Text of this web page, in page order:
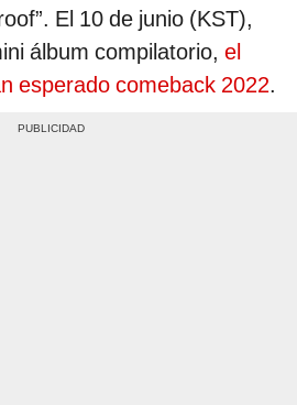
El 10 de junio (KST),
álbum compilatorio, el
esperado comeback 2022.